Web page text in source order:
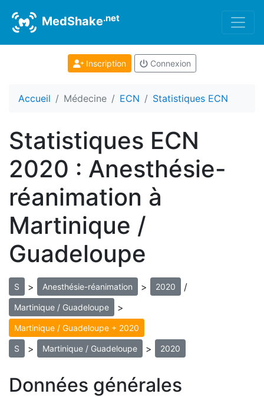
MedShake.net
Inscription Connexion
Accueil Médecine ECN Statistiques ECN
Statistiques ECN
2020 : Anesthésie-
réanimation à
Martinique /
Guadeloupe
S > Anesthésie-réanimation > 2020 /
Martinique / Guadeloupe >
Martinique / Guadeloupe + 2020
S > Martinique / Guadeloupe > 2020
Données générales